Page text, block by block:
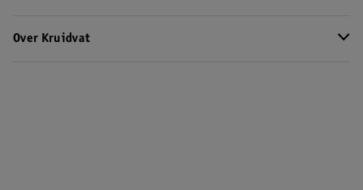
Over Kruidvat